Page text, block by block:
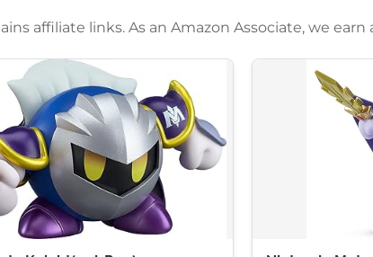
affiliate links. As an Amazon Associate, we